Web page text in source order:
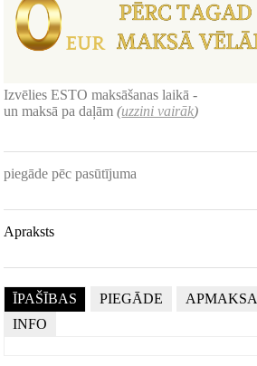
Izvēlies ESTO maksāšanas laikā -
un maksā pa daļām(uzzini vairāk)
piegāde pēc pasūtījuma
Apraksts
ĪPAŠĪBAS PIEGĀDE APMAKSA
INFO